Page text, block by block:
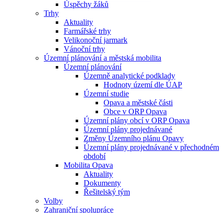
Úspěchy žáků
Trhy
Aktuality
Farmářské trhy
Velikonoční jarmark
Vánoční trhy
Územní plánování a městská mobilita
Územní plánování
Územně analytické podklady
Hodnoty území dle ÚAP
Územní studie
Opava a městské části
Obce v ORP Opava
Územní plány obcí v ORP Opava
Územní plány projednávané
Změny Územního plánu Opavy
Územní plány projednávané v přechodném
období
Mobilita Opava
Aktuality
Dokumenty
Řešitelský tým
Volby
Zahraniční spolupráce